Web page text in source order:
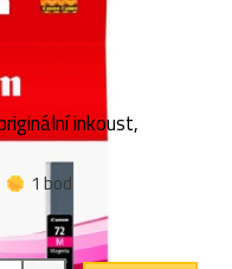
inkoust,
1 bod